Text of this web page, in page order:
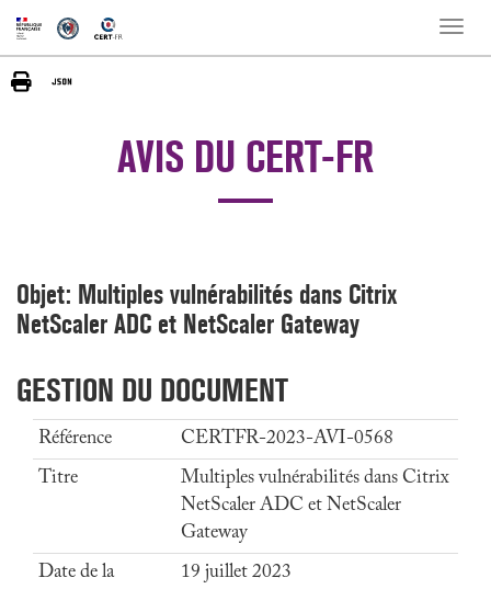
Toggle
AVIS DU CERT-FR
Objet: Multiples vulnérabilités dans Citrix
NetScaler ADC et NetScaler Gateway
GESTION DU DOCUMENT
Référence
CERTFR-2023-AVI-0568
Titre
Multiples vulnérabilités dans Citrix
NetScaler ADC et NetScaler
Gateway
Date de la
19 juillet 2023